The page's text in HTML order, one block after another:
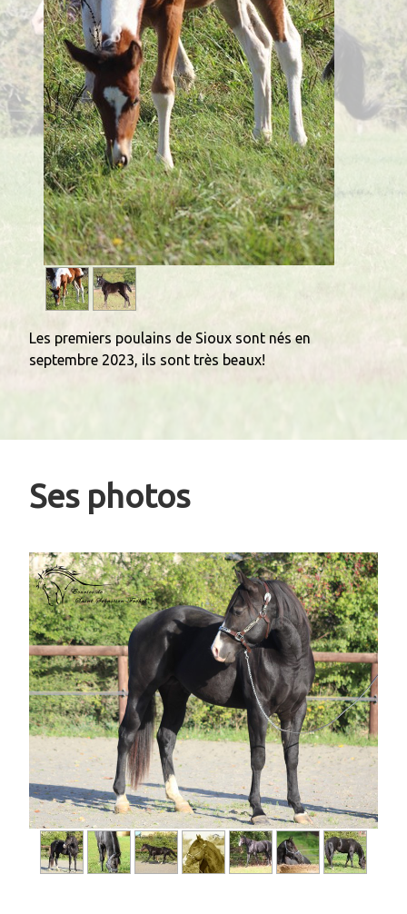
Les premiers poulains de Sioux sont nés en
septembre 2023, ils sont très beaux!
Ses photos